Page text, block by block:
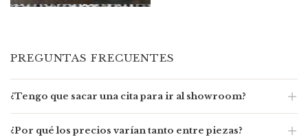
PREGUNTAS FRECUENTES
¿Tengo que sacar una cita para ir al showroom?
¿Por qué los precios varían tanto entre piezas?